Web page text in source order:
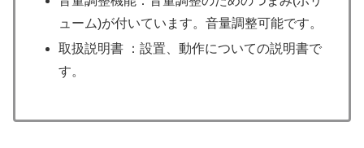
ューム)が付いています。音量調整可能です。
取扱説明書 ：設置、動作についての説明書で
す。